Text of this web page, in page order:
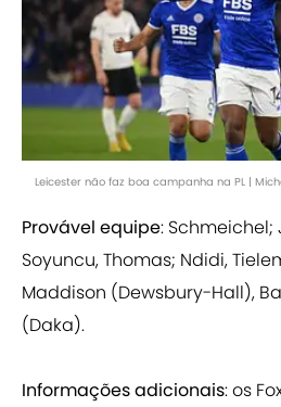
Leicester não faz boa campanha na PL |
Provável equipe: Schmeichel;
Soyuncu, Thomas; Ndidi,
Maddison (Dewsbury-Hall),
(Daka).
Informações adicionais: os